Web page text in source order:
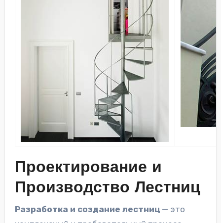
Проектирование и
Производство Лестниц
Разработка и создание лестниц— это